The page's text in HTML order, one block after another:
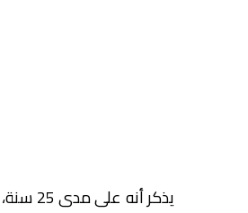
يذكر